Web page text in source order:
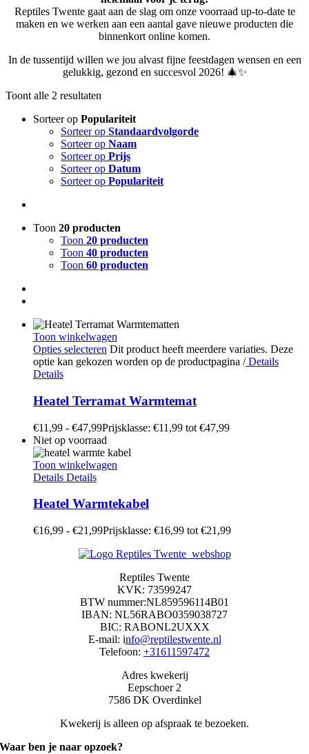
Reptiles Twente gaat aan de slag om onze voorraad up-to-date te
maken en we werken aan een aantal gave nieuwe producten die
binnenkort online komen.
In de tussentijd willen we jou alvast fijne feestdagen wensen en een
gelukkig, gezond en succesvol 2026! 🎄✨
Toont alle 2 resultaten
Sorteer op Populariteit
Sorteer op Standaardvolgorde
Sorteer op Naam
Sorteer op Prijs
Sorteer op Datum
Sorteer op Populariteit
Toon 20 producten
Toon 20 producten
Toon 40 producten
Toon 60 producten
Toon winkelwagen
Opties selecteren Dit product heeft meerdere variaties. Deze
optie kan gekozen worden op de productpagina /Details
Details
Heatel Terramat Warmtemat
€11,99 - €47,99Prijsklasse: €11,99 tot €47,99
Niet op voorraad
Toon winkelwagen
Details Details
Heatel Warmtekabel
€16,99 - €21,99Prijsklasse: €16,99 tot €21,99
Reptiles Twente
KVK: 73599247
BTW nummer:NL859596114B01
IBAN: NL56RABO0359038727
BIC: RABONL2UXXX
E-mail: info@reptilestwente.nl
Telefoon: +31611597472
Adres kwekerij
Eepschoer 2
7586 DK Overdinkel
Kwekerij is alleen op afspraak te bezoeken.
Waar ben je naar opzoek?